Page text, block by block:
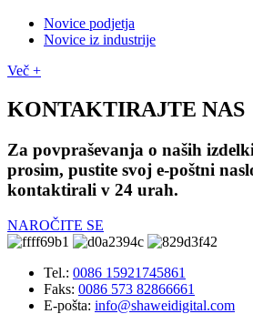
Novice podjetja
Novice iz industrije
Več +
KONTAKTIRAJTE NAS
Za povpraševanja o naših
prosim, pustite svoj e-poštni
kontaktirali v 24 urah.
NAROČITE SE
Tel.: 0086 15921745861
Faks: 0086 573 82866661
E-pošta: info@shaweidigital.com